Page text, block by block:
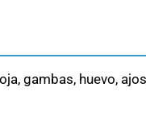
gambas, huevo,